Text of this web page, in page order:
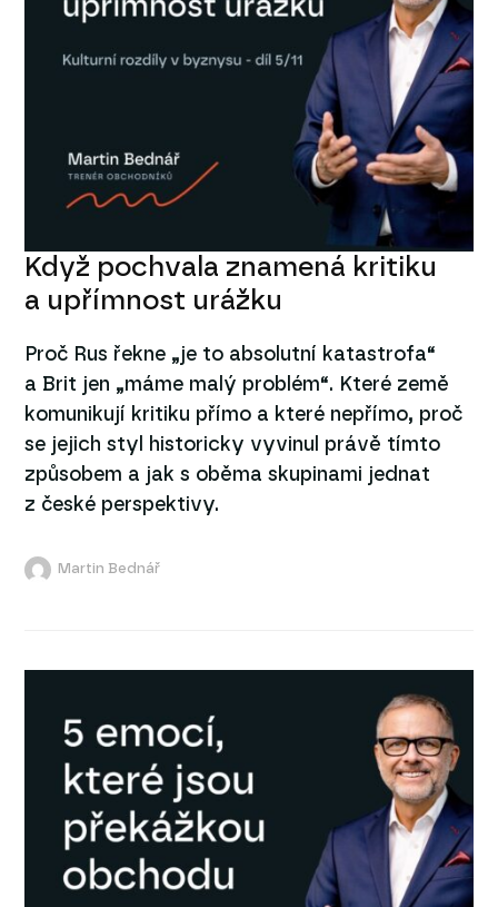
Když pochvala znamená kritiku
a upřímnost urážku
Proč Rus řekne „je to absolutní katastrofa“
a Brit jen „máme malý problém“. Které země
komunikují kritiku přímo a které nepřímo, proč
se jejich styl historicky vyvinul právě tímto
způsobem a jak s oběma skupinami jednat
z české perspektivy.
Martin Bednář